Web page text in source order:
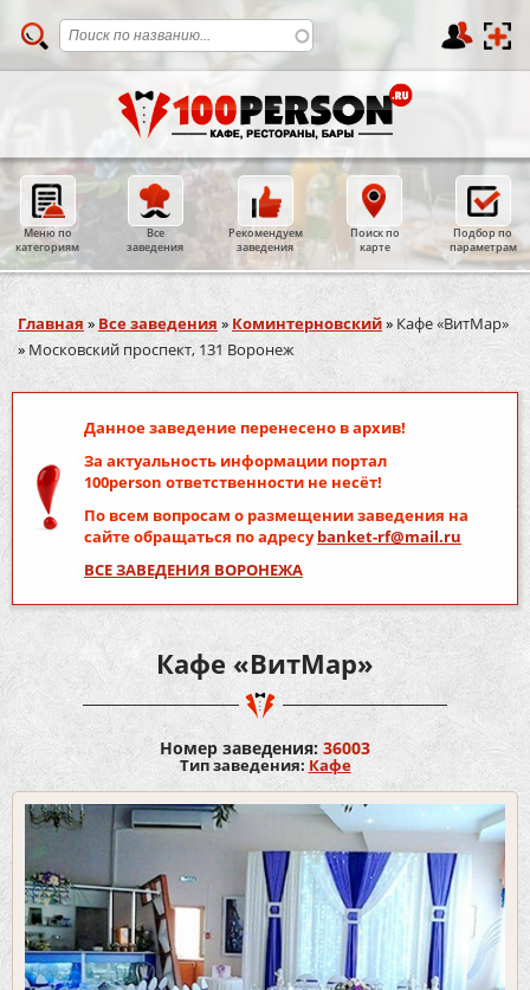
Меню по
категориям
Все
заведения
Рекомендуем
заведения
Поиск по
карте
Подбор по
параметрам
Вы здесь
Главная » Все заведения » Коминтерновский» Кафе «ВитМар»
» Московский проспект, 131 Воронеж
Данное заведение перенесено в архив!
За актуальность информации портал
100person ответственности не несёт!
По всем вопросам о размещении заведения на
сайте обращаться по адресуbanket-rf@mail.ru
ВСЕ ЗАВЕДЕНИЯ ВОРОНЕЖА
Кафе «ВитМар»
Номер заведения: 36003
Тип заведения: Кафе